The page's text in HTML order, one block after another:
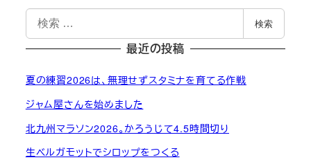
索
検索
最近の投稿
夏の練習2026は、無理せずスタミナを育てる作戦
ジャム屋さんを始めました
北九州マラソン2026。かろうじて4.5時間切り
生ベルガモットでシロップをつくる